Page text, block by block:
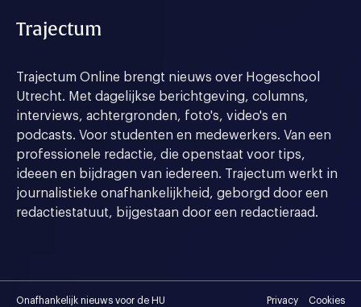
Trajectum
Trajectum Online brengt nieuws over Hogeschool
Utrecht. Met dagelijkse berichtgeving, columns,
interviews, achtergronden, foto's, video's en
podcasts. Voor studenten en medewerkers. Van een
professionele redactie, die openstaat voor tips,
ideeen en bijdragen van iedereen. Trajectum werkt in
journalistieke onafhankelijkheid, geborgd door een
redactiestatuut, bijgestaan door een redactieraad.
Onafhankelijk nieuws voor de HU Privacy Cookies